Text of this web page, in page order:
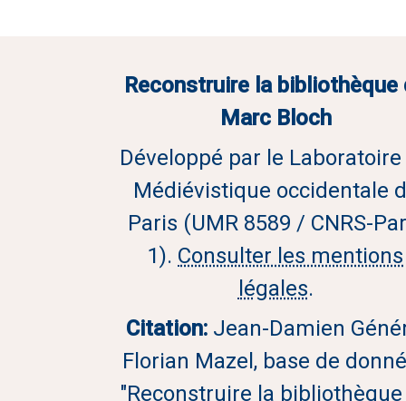
Reconstruire la bibliothèque
Marc Bloch
Développé par le
Médiévistique occidentale
Paris (UMR 8589 / CNRS-
1). Consulter les mentions
légales.
Citation: Jean-Damien
Florian Mazel, base de
"Reconstruire la